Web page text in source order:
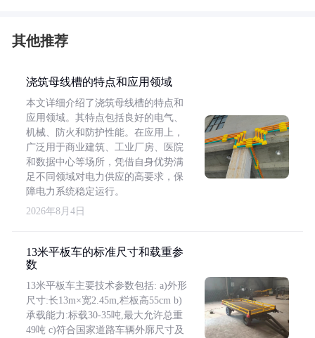
其他推荐
浇筑母线槽的特点和应用领域
本文详细介绍了浇筑母线槽的特点和
应用领域。其特点包括良好的电气、
机械、防火和防护性能。在应用上，
广泛用于商业建筑、工业厂房、医院
和数据中心等场所，凭借自身优势满
足不同领域对电力供应的高要求，保
障电力系统稳定运行。
2026年8月4日
13米平板车的标准尺寸和载重参
数
13米平板车主要技术参数包括: a)外形
尺寸:长13m×宽2.45m,栏板高55cm b)
承载能力:标载30-35吨,最大允许总重
49吨 c)符合国家道路车辆外廓尺寸及